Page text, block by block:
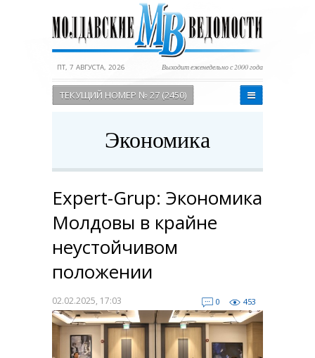
ПТ, 7 АВГУСТА, 2026 Выходит еженедельно с 2000 года
ТЕКУЩИЙ НОМЕР № 27 (2450)
Экономика
Expert-Grup: Экономика
Молдовы в крайне
неустойчивом
положении
02.02.2025, 17:03 0 453